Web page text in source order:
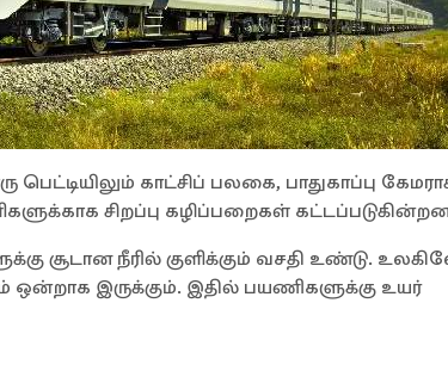
காட்சிப் பலகை, பாதுகாப்பு
சிறப்பு கழிப்பறைகள்
சூடான நீரில் குளிக்கும் வசதி உண்டு.
ஒன்றாக இருக்கும். இதில் பயணிகளுக்கு உயர்